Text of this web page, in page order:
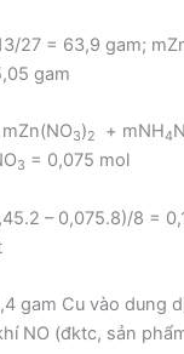
27 = 63,9 gam;
gam
3)2 + mNH4
3 = 0,075 mol
– 0,075.8)/8 =
gam Cu vào dung
NO (đktc, sản